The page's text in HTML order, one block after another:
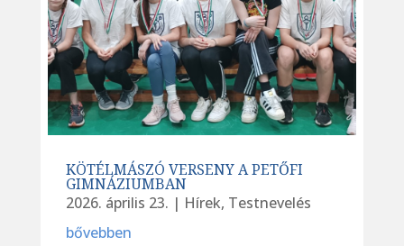
KÖTÉLMÁSZÓ VERSENY A PETŐFI
GIMNÁZIUMBAN
2026. április 23. | Hírek, Testnevelés
bővebben